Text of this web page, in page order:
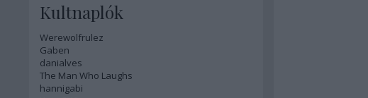
Kultnaplók
Werewolfrulez
Gaben
danialves
The Man Who Laughs
hannigabi